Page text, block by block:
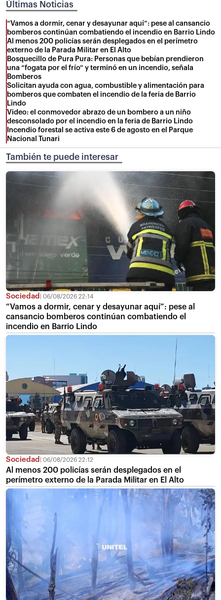
Últimas Noticias
“Vamos a dormir, cenar y desayunar aquí”: pese al cansancio
bomberos continúan combatiendo el incendio en Barrio Lindo
Al menos 200 policías serán desplegados en el perímetro
externo de la Parada Militar en El Alto
Bosquecillo de Pura Pura: Personas que bebían prendieron
una “fogata por el frío” y terminó en un incendio, señala
Bomberos
Solicitan ayuda con agua, combustible y alimentación para
bomberos que combaten el incendio de la feria de Barrio
Lindo
Video: el conmovedor abrazo de un bombero a un niño
desconsolado por el incendio en la feria de Barrio Lindo
Incendio forestal se activa este 6 de agosto en el Parque
Nacional Tunari
También te puede interesar
Sociedad 06/08/2026 22:14
“Vamos a dormir, cenar y desayunar aquí”: pese al
cansancio bomberos continúan combatiendo el
incendio en Barrio Lindo
Sociedad 06/08/2026 22:12
Al menos 200 policías serán desplegados en el
perímetro externo de la Parada Militar en El Alto